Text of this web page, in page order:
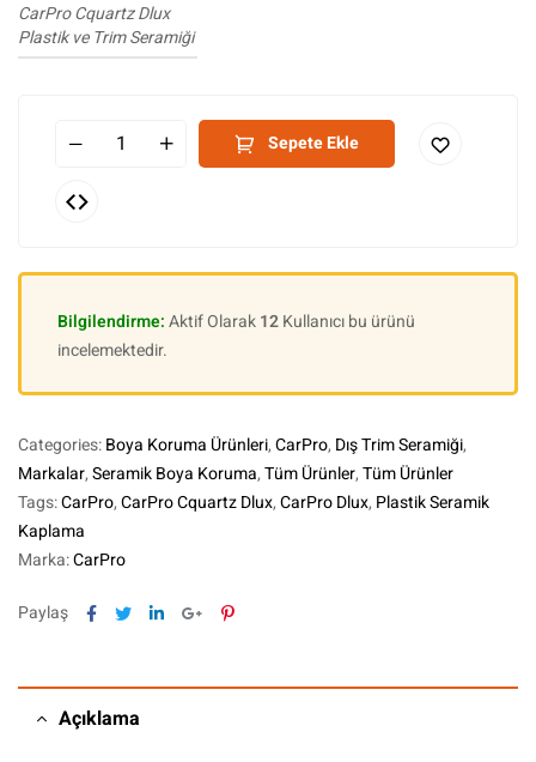
CarPro Cquartz Dlux
Plastik ve Trim Seramiği
Sepete Ekle
Bilgilendirme:Aktif Olarak12Kullanıcı bu ürünü
incelemektedir.
Categories:Boya Koruma Ürünleri,CarPro, Dış Trim Seramiği,
Markalar,Seramik Boya Koruma,Tüm Ürünler,Tüm Ürünler
Tags:CarPro,CarPro Cquartz Dlux,CarPro Dlux, Plastik Seramik
Kaplama
Marka:CarPro
Paylaş Facebook
TwitterLinkedinGoogle+Pinterest
Açıklama